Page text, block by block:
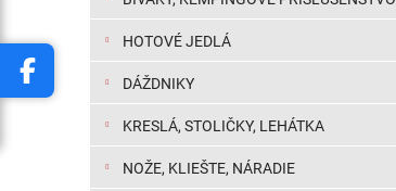
HOTOVÉ JEDLÁ
DÁŽDNIKY
KRESLÁ, STOLIČKY, LEHÁTKA
NOŽE, KLIEŠTE, NÁRADIE